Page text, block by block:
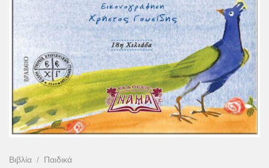
Βιβλία / Παιδικά